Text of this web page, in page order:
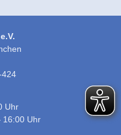
424
Uhr
16:00 Uhr